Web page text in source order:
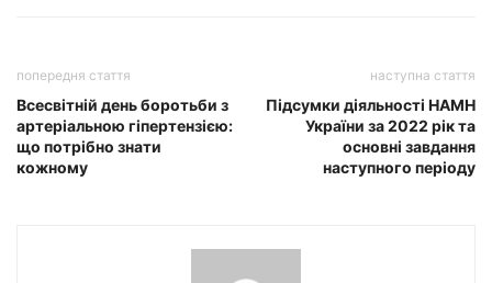
попередня стаття
Всесвітній день боротьби з
артеріальною гіпертензією:
що потрібно знати
кожному
наступна стаття
Підсумки діяльності НАМН
України за 2022 рік та
основні завдання
наступного періоду